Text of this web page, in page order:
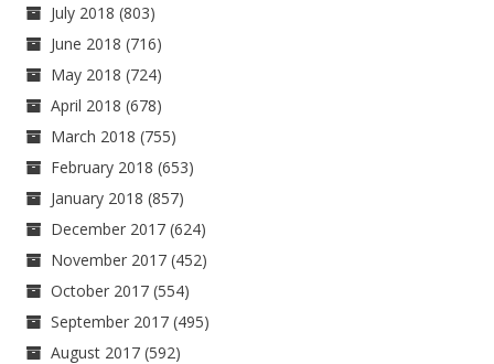
July 2018 (803)
June 2018 (716)
May 2018 (724)
April 2018 (678)
March 2018 (755)
February 2018 (653)
January 2018 (857)
December 2017 (624)
November 2017 (452)
October 2017 (554)
September 2017 (495)
August 2017 (592)